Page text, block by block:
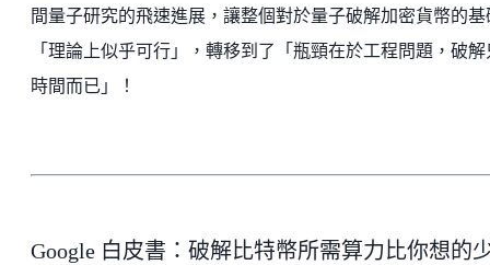
間量子研究的飛速進展，讓整個對於量子破解加密貨幣的基
「理論上似乎可行」，轉移到了「瓶頸在於工程問題，破解
時間而已」！
Google 白皮書：破解比特幣所需算力比你想的